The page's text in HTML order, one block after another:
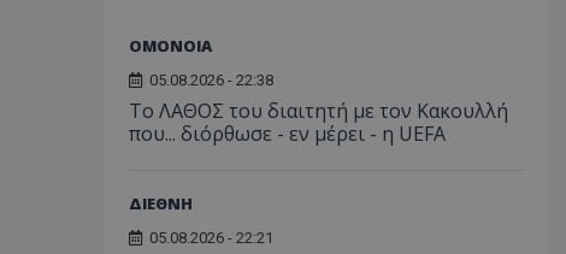
ΟΜΟΝΟΙΑ
05.08.2026 - 22:38
Το ΛΑΘΟΣ του διαιτητή με τον Κακουλλή
που... διόρθωσε - εν μέρει - η UEFA
ΔΙΕΘΝΗ
05.08.2026 - 22:21